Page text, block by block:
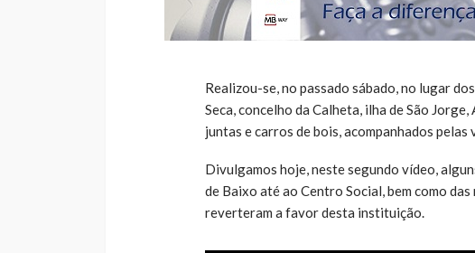
Realizou-se, no passado sábado, no lugar
Seca, concelho da Calheta, ilha de São
juntas e carros de bois, acompanhados
Divulgamos hoje, neste segundo vídeo,
de Baixo até ao Centro Social, bem como
reverteram a favor desta instituição.